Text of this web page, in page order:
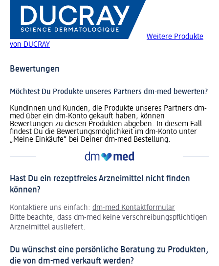
Weitere Produkte
von DUCRAY
Bewertungen
Möchtest Du Produkte unseres Partners dm-med bewerten?
Kundinnen und Kunden, die Produkte unseres Partners dm-
med über ein dm-Konto gekauft haben, können
Bewertungen zu diesen Produkten abgeben. In diesem Fall
findest Du die Bewertungsmöglichkeit im dm-Konto unter
„Meine Einkäufe“ bei Deiner dm-med Bestellung.
Hast Du ein rezeptfreies Arzneimittel nicht finden
können?
Kontaktiere uns einfach: dm-med Kontaktformular
Bitte beachte, dass dm-med keine verschreibungspflichtigen
Arzneimittel ausliefert.
Du wünschst eine persönliche Beratung zu Produkten,
die von dm-med verkauft werden?